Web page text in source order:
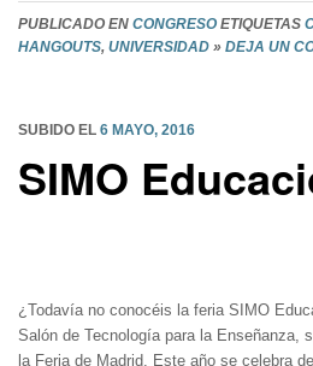
PUBLICADO EN CONGRESO ETIQUETAS
HANGOUTS, UNIVERSIDAD » DEJA UN
SUBIDO EL 6 MAYO, 2016
SIMO
¿Todavía no conocéis la feria SIMO
Salón de Tecnología para la Enseñanza,
la Feria de Madrid. Este año se celebra